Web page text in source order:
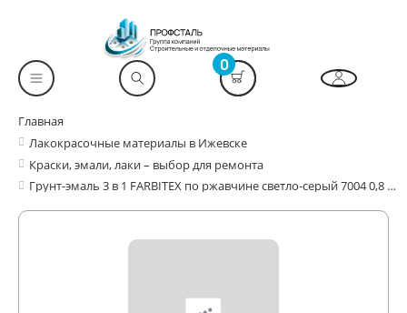
0
Главная
Лакокрасочные материалы в Ижевске
Краски, эмали, лаки – выбор для ремонта
Грунт-эмаль 3 в 1 FARBITEX по ржавчине светло-серый 7004 0,8 кг